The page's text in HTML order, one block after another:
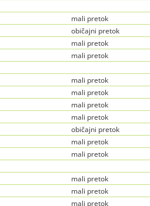
mali pretok
običajni pretok
mali pretok
mali pretok
mali pretok
mali pretok
mali pretok
mali pretok
običajni pretok
mali pretok
mali pretok
mali pretok
mali pretok
mali pretok